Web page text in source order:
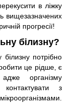
в ліжку
вищезазначених
прогресії!
білизну?
потрібно
це рідше, є
організму
з